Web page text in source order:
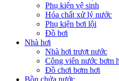
Phụ kiện vệ sinh
Hóa chất xử lý nước
Phụ kiện bơi lội
Đồ bơi
Nhà hơi
Nhà hơi trượt nước
Công viên nước bơm
Đồ chơi bơm hơi
Bồn chứa nước